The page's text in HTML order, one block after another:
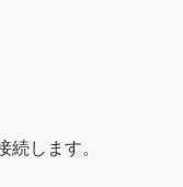
します。